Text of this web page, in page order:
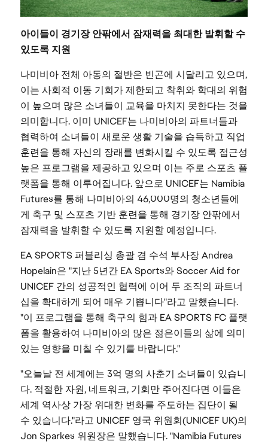
아이들이 경기장 안팎에서 잠재력을 최대한 발휘할 수
있도록 지원
나미비아 전체 아동의 절반은 빈곤에 시달리고 있으며,
이는 사회적 이동 기회가 제한되고 착취와 학대의 위험
이 높으며 많은 소녀들이 교육을 마치지 못한다는 것을
의미합니다. 이미 UNICEF는 나미비아의 파트너들과
협력하여 소녀들이 새로운 생활 기술을 습득하고 직업
훈련을 통해 자신의 장래를 변화시킬 수 있도록 접근성
높은 프로그램을 제공하고 있으며 이는 주로 스포츠 플
랫폼을 통해 이루어집니다. 앞으로 UNICEF는 Namibia
Futures를 통해 나미비아의 46,000명의 청소년들에
게 축구 및 스포츠 기반 훈련을 통해 경기장 안팎에서
잠재력을 발휘할 수 있도록 지원할 예정입니다.
EA SPORTS 퍼블리싱 총괄 겸 수석 부사장 Andrea
Hopelain은 "지난 5년간 EA Sports와 Soccer Aid for
UNICEF 간의 성공적인 협력에 이어 두 조직의 파트너
십을 확대하게 되어 매우 기쁩니다"라고 말했습니다.
"이 프로그램을 통해 축구의 힘과 EA SPORTS FC 플랫
폼을 활용하여 나미비아의 많은 젊은이들의 삶에 의미
있는 영향을 미칠 수 있기를 바랍니다."
"오늘날 전 세계에는 3억 명의 사춘기 소녀들이 있습니
다. 적절한 자원, 네트워크, 기회만 주어진다면 이들은
세계 역사상 가장 위대한 변화를 주도하는 집단이 될
수 있습니다."라고 UNICEF 영국 위원회(UNICEF UK)의
Jon Sparkes 위원장은 말했습니다. "Namibia Futures